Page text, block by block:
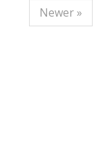
Newer »